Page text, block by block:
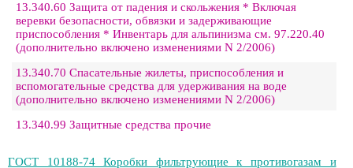
13.340.60 Защита от падения и скольжения * Включая
веревки безопасности, обвязки и задерживающие
приспособления * Инвентарь для альпинизма см. 97.220.40
(дополнительно включено изменениями N 2/2006)
13.340.70 Спасательные жилеты, приспособления и
вспомогательные средства для удерживания на воде
(дополнительно включено изменениями N 2/2006)
13.340.99 Защитные средства прочие
ГОСТ 10188-74 Коробки фильтрующие к противогазам и